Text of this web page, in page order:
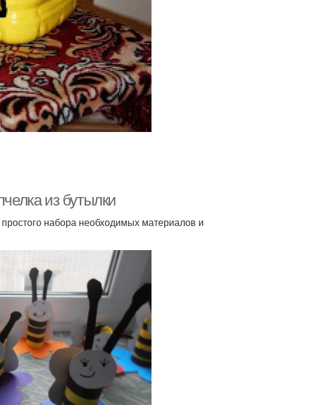
из бутылки
набора необходимых материалов и